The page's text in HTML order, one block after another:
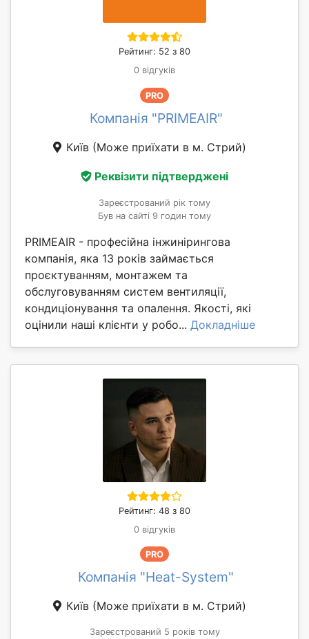
Рейтинг: 52 з 80
0 відгуків
PRO
Компанія "PRIMEAIR"
Київ (Може приїхати в м. Стрий)
Реквізити підтверджені
Зареєстрований рік тому
Був на сайті 9 годин тому
PRIMEAIR - професійна інжинірингова
компанія, яка 13 років займається
проєктуванням, монтажем та
обслуговуванням систем вентиляції,
кондиціонування та опалення. Якості, які
оцінили наші клієнти у робо... Докладніше
Рейтинг: 48 з 80
0 відгуків
PRO
Компанія "Heat-System"
Київ (Може приїхати в м. Стрий)
Зареєстрований 5 років тому